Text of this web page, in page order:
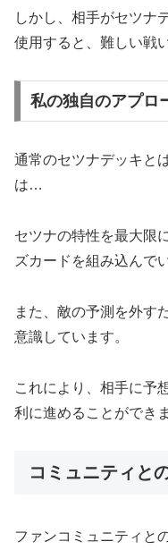
しかし、相手がセツナ
使用すると、難しい戦
私の独自のアプロ
通常のセツナデッキと
は…
セツナの特性を最大限
ズカードを組み込んで
また、敵の予測を外す
意識しています。
これにより、相手に予
利に進めることができ
コミュニティと
ファンコミュニティと